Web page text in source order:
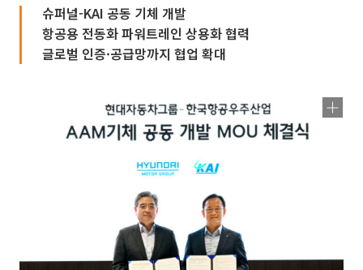
슈퍼널-KAI 공동 기체 개발
항공용 전동화 파워트레인 상용화 협력
글로벌 인증·공급망까지 협업 확대